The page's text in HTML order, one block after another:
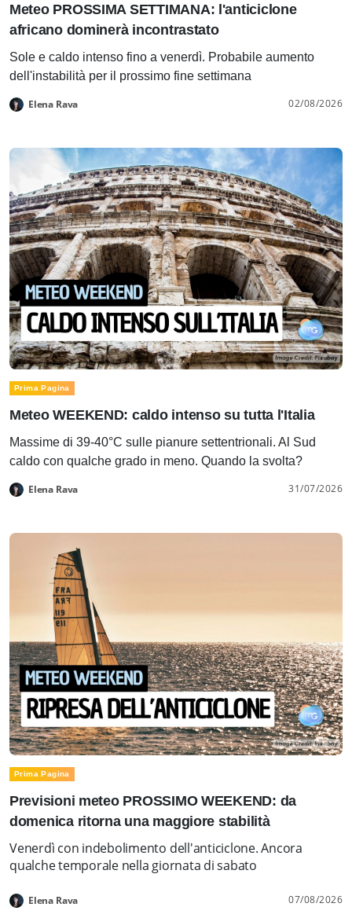
Meteo PROSSIMA SETTIMANA: l'anticiclone
africano dominerà incontrastato
Sole e caldo intenso fino a venerdì. Probabile aumento
dell'instabilità per il prossimo fine settimana
Elena Rava 02/08/2026
Prima Pagina
Meteo WEEKEND: caldo intenso su tutta l'Italia
Massime di 39-40°C sulle pianure settentrionali. Al Sud
caldo con qualche grado in meno. Quando la svolta?
Elena Rava 31/07/2026
Prima Pagina
Previsioni meteo PROSSIMO WEEKEND: da
domenica ritorna una maggiore stabilità
Venerdì con indebolimento dell'anticiclone. Ancora
qualche temporale nella giornata di sabato
Elena Rava 07/08/2026